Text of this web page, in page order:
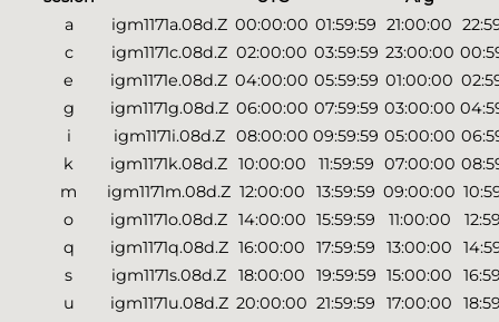
a
igm1171a.08d.Z 00:00:00 01:59:59 21:00:00
c
igm1171c.08d.Z 02:00:00 03:59:59 23:00:00
e
igm1171e.08d.Z 04:00:00 05:59:59 01:00:00
g
igm1171g.08d.Z 06:00:00 07:59:59 03:00:00
i
igm1171i.08d.Z 08:00:00 09:59:59 05:00:00
k
igm1171k.08d.Z 10:00:00 11:59:59 07:00:00
m
igm1171m.08d.Z 12:00:00 13:59:59 09:00:00
o
igm1171o.08d.Z 14:00:00 15:59:59 11:00:00
q
igm1171q.08d.Z 16:00:00 17:59:59 13:00:00
s
igm1171s.08d.Z 18:00:00 19:59:59 15:00:00
u
igm1171u.08d.Z 20:00:00 21:59:59 17:00:00